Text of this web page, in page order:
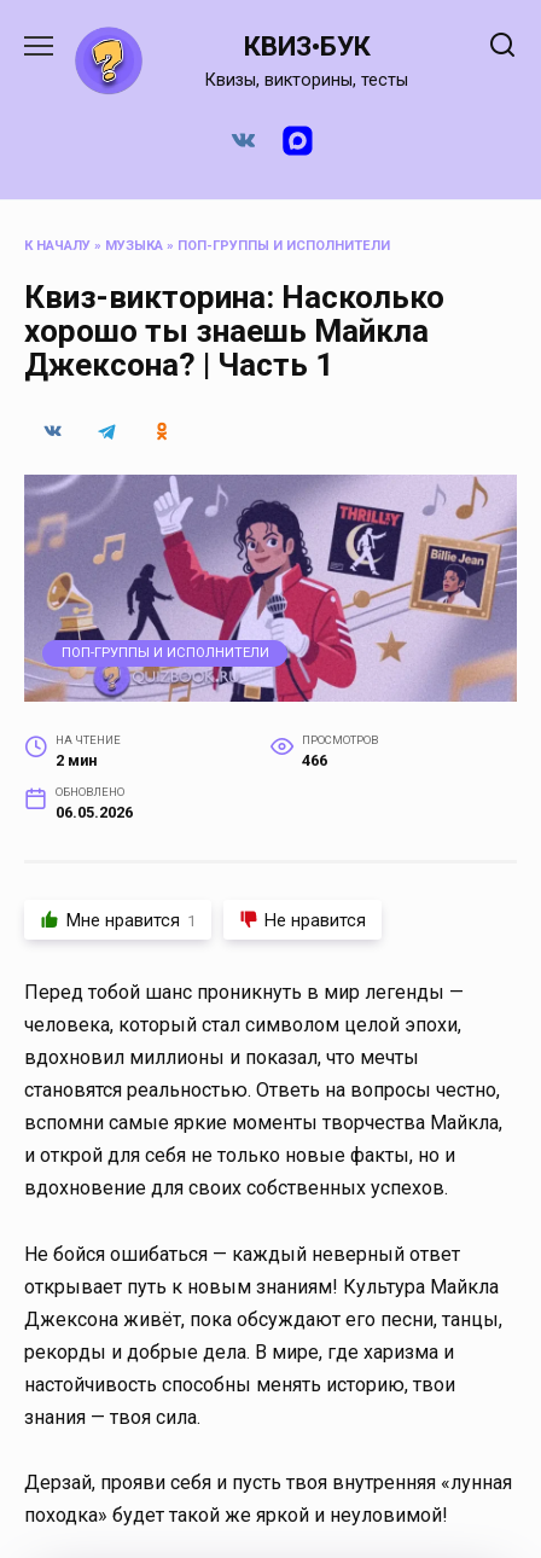
содержанию
КВИЗ•БУК
Квизы, викторины, тесты
К НАЧАЛУ » МУЗЫКА » ПОП-ГРУППЫ И ИСПОЛНИТЕЛИ
Квиз-викторина: Насколько
хорошо ты знаешь Майкла
Джексона? | Часть 1
ПОП-ГРУППЫ И ИСПОЛНИТЕЛИ
НА ЧТЕНИЕ
2 мин
ПРОСМОТРОВ
466
ОБНОВЛЕНО
06.05.2026
Мне нравится 1 Не нравится
Перед тобой шанс проникнуть в мир легенды —
человека, который стал символом целой эпохи,
вдохновил миллионы и показал, что мечты
становятся реальностью. Ответь на вопросы честно,
вспомни самые яркие моменты творчества Майкла,
и открой для себя не только новые факты, но и
вдохновение для своих собственных успехов.
Не бойся ошибаться — каждый неверный ответ
открывает путь к новым знаниям! Культура Майкла
Джексона живёт, пока обсуждают его песни, танцы,
рекорды и добрые дела. В мире, где харизма и
настойчивость способны менять историю, твои
знания — твоя сила.
Дерзай, прояви себя и пусть твоя внутренняя «лунная
походка» будет такой же яркой и неуловимой!